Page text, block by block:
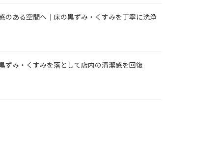
のある空間へ｜床の黒ずみ・くすみを丁寧に洗浄
ずみ・くすみを落として店内の清潔感を回復